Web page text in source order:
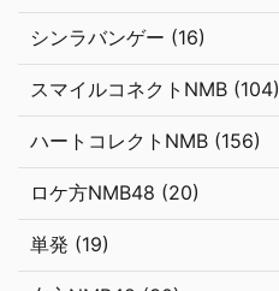
シンラバンゲー (16)
スマイルコネクトNMB (104)
ハートコレクトNMB (156)
ロケ方NMB48 (20)
単発 (19)